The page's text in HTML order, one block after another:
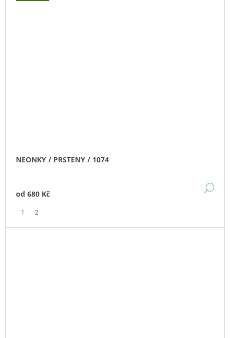
NEONKY / PRSTENY / 1074
od 680 Kč
1 2